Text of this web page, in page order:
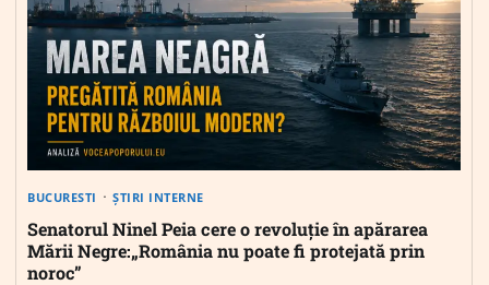
BUCURESTI ȘTIRI INTERNE
Senatorul Ninel Peia cere o revoluție în apărarea
Mării Negre:„România nu poate fi protejată prin
noroc”